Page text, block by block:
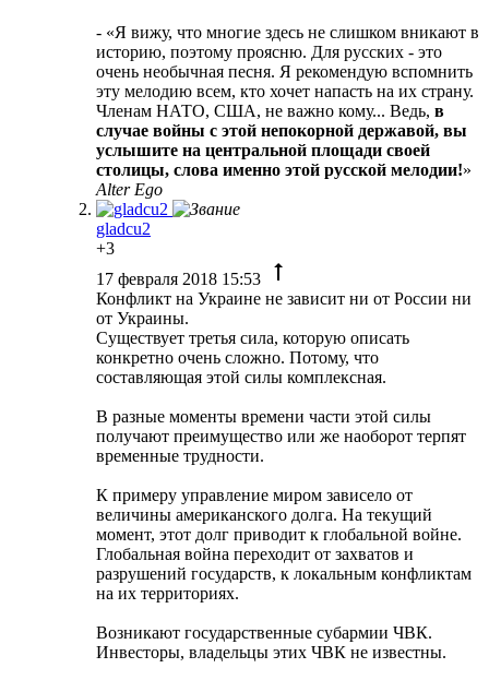
- «Я вижу, что многие здесь не слишком вникают в
историю, поэтому проясню. Для русских - это
очень необычная песня. Я рекомендую вспомнить
эту мелодию всем, кто хочет напасть на их страну.
Членам НАТО, США, не важно кому... Ведь, в
случае войны с этой непокорной державой, вы
услышите на центральной площади своей
столицы, слова именно этой русской мелодии!»
Alter Ego
gladcu2
+3
17 февраля 2018 15:53
Конфликт на Украине не зависит ни от России ни
от Украины.
Существует третья сила, которую описать
конкретно очень сложно. Потому, что
составляющая этой силы комплексная.
В разные моменты времени части этой силы
получают преимущество или же наоборот терпят
временные трудности.
К примеру управление миром зависело от
величины американского долга. На текущий
момент, этот долг приводит к глобальной войне.
Глобальная война переходит от захватов и
разрушений государств, к локальным конфликтам
на их территориях.
Возникают государственные субармии ЧВК.
Инвесторы, владельцы этих ЧВК не известны.